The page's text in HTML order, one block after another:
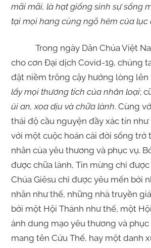
mãi mãi, là hạt giống sinh sự sống
tại mọi hang cùng ngõ hẻm của lục
Trong ngày Dân Chúa Việt
cho cơn Đại dịch Covid-19, chúng
đặt niềm trông cậy hướng lòng lên
lấy mọi thương tích của nhân loại;
ủi an, xoa dịu và chữa lành. Cùng
thái độ cầu nguyện đầy xác tín
với một cuộc hoán cải đời sống trở
nhân của yêu thương và phục vụ.
được chữa lành, Tin mừng chỉ
Chúa Giêsu chỉ được yêu mến bởi
nhân như thế, những nhà truyền
bởi một Hội Thánh như thế, một
ảnh dung mạo yêu thương và
mang tên Cứu Thế, hay một danh